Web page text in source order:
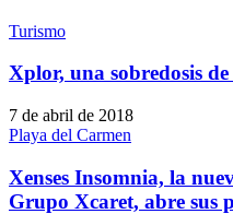
Turismo
Xplor, una sobredosis
7 de abril de 2018
Playa del Carmen
Xenses Insomnia, la
Grupo Xcaret, abre sus